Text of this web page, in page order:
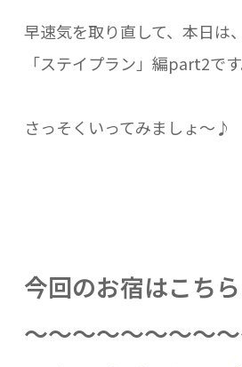
早速気を取り直して、本日は
「ステイプラン」編part2です
さっそくいってみましょ～♪
今回のお宿はこちら
～～～～～～～～